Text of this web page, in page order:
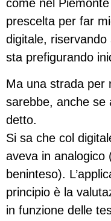
come nel
prescelta per far
digitale,
sta prefigurando
Ma una strada per
sarebbe, anche se
detto.
Si sa che col
aveva in analogico
beninteso).
principio è la
in funzione delle